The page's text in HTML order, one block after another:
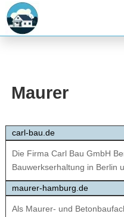
Maurer
carl-bau.de
Die Firma Carl Bau GmbH
Bauwerkserhaltung in Berlin
maurer-hamburg.de
Als Maurer- und